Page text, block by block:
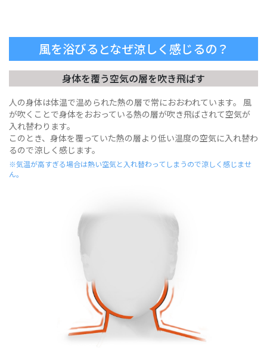
風を浴びるとなぜ涼しく感じるの？
身体を覆う空気の層を吹き飛ばす
人の身体は体温で温められた熱の層で常におおわれています。
風
が吹くことで身体をおおっている熱の層が吹き飛ばされて空気が
入れ替わります。
このとき、身体を覆っていた熱の層より低い温度の空気に入れ替わ
るので涼しく感じます。
※気温が高すぎる場合は熱い空気と入れ替わってしまうので涼しく感じませ
ん。